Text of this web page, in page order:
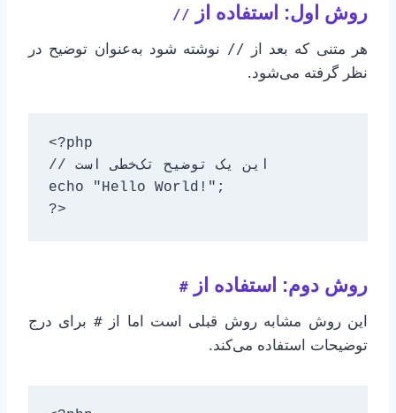
روش اول: استفاده از //
هر متنی که بعد از // نوشته شود به‌عنوان توضیح در
نظر گرفته می‌شود.
<?php
// این یک توضیح تک‌خطی است
echo "Hello World!";
?>
روش دوم: استفاده از #
این روش مشابه روش قبلی است اما از# برای درج
توضیحات استفاده می‌کند.